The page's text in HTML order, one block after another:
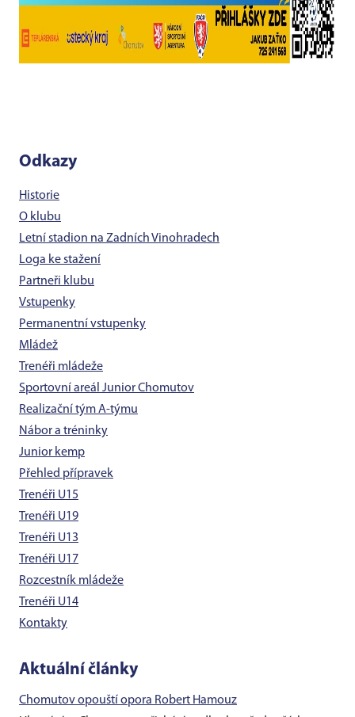
Odkazy
Historie
O klubu
Letní stadion na Zadních Vinohradech
Loga ke stažení
Partneři klubu
Vstupenky
Permanentní vstupenky
Mládež
Trenéři mládeže
Sportovní areál Junior Chomutov
Realizační tým A-týmu
Nábor a tréninky
Junior kemp
Přehled přípravek
Trenéři U15
Trenéři U19
Trenéři U13
Trenéři U17
Rozcestník mládeže
Trenéři U14
Kontakty
Aktuální články
Chomutov opouští opora Robert Hamouz